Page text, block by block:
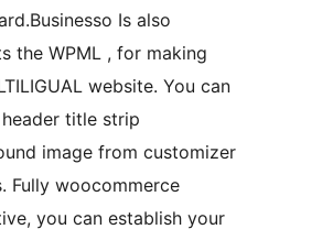
Is also
the WPML , for making
website. You can
title strip
image from customizer
Fully woocommerce
you can establish your